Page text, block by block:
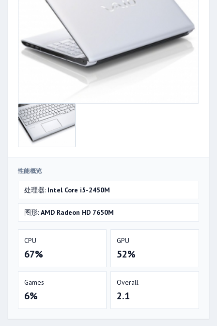
性能概览
处理器: Intel Core i5-2450M
图形: AMD Radeon HD 7650M
CPU
67%
GPU
52%
Games
6%
Overall
2.1